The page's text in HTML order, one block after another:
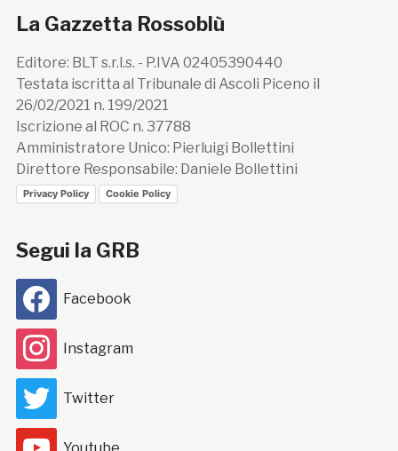
La Gazzetta Rossoblù
Editore: BLT s.r.l.s. - P.IVA 02405390440
Testata iscritta al Tribunale di Ascoli Piceno il
26/02/2021 n. 199/2021
Iscrizione al ROC n. 37788
Amministratore Unico: Pierluigi Bollettini
Direttore Responsabile: Daniele Bollettini
Privacy Policy Cookie Policy
Segui la GRB
Facebook
Instagram
Twitter
Youtube